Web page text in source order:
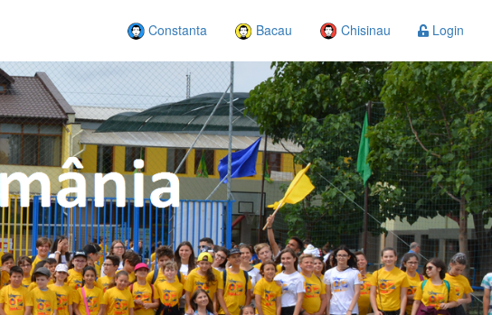
Constanta Bacau Chisinau Login